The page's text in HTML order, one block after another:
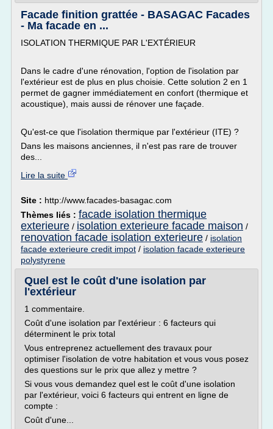
Facade finition grattée - BASAGAC Facades
- Ma facade en ...
ISOLATION THERMIQUE PAR L'EXTÉRIEUR
Dans le cadre d'une rénovation, l'option de l'isolation par
l'extérieur est de plus en plus choisie. Cette solution 2 en 1
permet de gagner immédiatement en confort (thermique et
acoustique), mais aussi de rénover une façade.
Qu'est-ce que l'isolation thermique par l'extérieur (ITE) ?
Dans les maisons anciennes, il n'est pas rare de trouver
des...
Lire la suite
Site : http://www.facades-basagac.com
Thèmes liés : facade isolation thermique
exterieure / isolation exterieure facade maison /
renovation facade isolation exterieure / isolation
facade exterieure credit impot / isolation facade exterieure
polystyrene
Quel est le coût d'une isolation par
l'extérieur
1 commentaire.
Coût d'une isolation par l'extérieur : 6 facteurs qui
déterminent le prix total
Vous entreprenez actuellement des travaux pour
optimiser l'isolation de votre habitation et vous vous posez
des questions sur le prix que allez y mettre ?
Si vous vous demandez quel est le coût d'une isolation
par l'extérieur, voici 6 facteurs qui entrent en ligne de
compte :
Coût d'une...